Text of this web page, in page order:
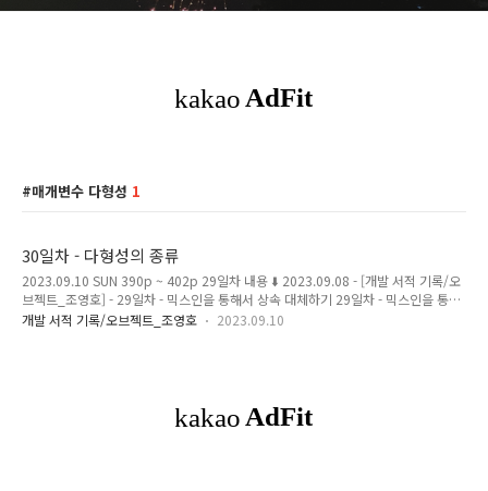
매개변수 다형성 1
30일차 - 다형성의 종류
2023.09.10 SUN 390p ~ 402p 29일차 내용 ⬇️ 2023.09.08 - [개발 서적 기록/오
브젝트_조영호] - 29일차 - 믹스인을 통해서 상속 대체하기 29일차 - 믹스인을 통해
서 상속 대체하기 2023.09.08 FRI 376p ~ 392p 28일차 내용 ⬇️ 2023.09.07 - [개
구조화하기 위해서 사용해야한다. 왜냐하면 다..
개발 서적 기록/오브젝트_조영호 2023.09.10